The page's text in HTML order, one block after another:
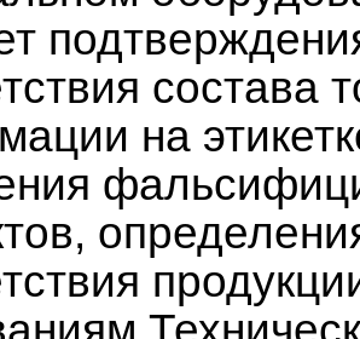
состава
на